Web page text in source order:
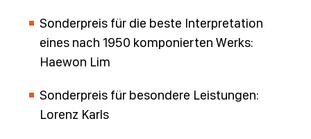
Sonderpreis für die beste Interpretation
eines nach 1950 komponierten Werks:
Haewon Lim
Sonderpreis für besondere Leistungen:
Lorenz Karls